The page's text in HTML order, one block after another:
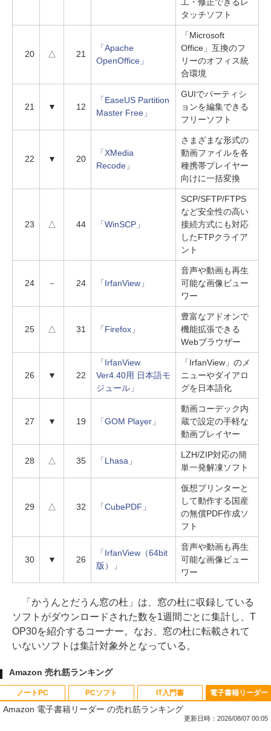
タッチソフト
20 △ 21
「Apache
OpenOffice」
「Microsoft
Office」互換のフ
リーのオフィス統
合環境
21 ▼ 12
「EaseUS Partition
Master Free」
GUIでパーティシ
ョンを編集できる
フリーソフト
22 ▼ 20
「XMedia
Recode」
さまざまな形式の
動画ファイルを各
種携帯プレイヤー
向けに一括変換
23 △ 44 「WinSCP」
SCP/SFTP/FTPS
など安全性の高い
接続方式にも対応
したFTPクライア
ント
24 － 24 「IrfanView」
音声や動画も再生
可能な画像ビュー
ワー
25 △ 31 「Firefox」
豊富なアドオンで
機能拡張できる
Webブラウザー
26 ▼ 22
「IrfanView
Ver4.40用 日本語モ
ジュール」
「IrfanView」のメ
ニューやダイアロ
グを日本語化
27 ▼ 19 「GOM Player」
動画コーデック内
蔵で設定の手軽な
動画プレイヤー
28 △ 35 「Lhasa」
LZH/ZIP対応の簡
単一発解凍ソフト
29 △ 32 「CubePDF」
仮想プリンターと
して動作する国産
の無償PDF作成ソ
フト
30 ▼ 26
「IrfanView（64bit
版）」
音声や動画も再生
可能な画像ビュー
ワー
「かうんとだうん窓の杜」は、窓の杜に収録している
ソフトがダウンロードされた数を1週間ごとに集計し、T
OP30を紹介するコーナー。なお、窓の杜に転載されて
いないソフトは集計対象外となっている。
Amazon 売れ筋ランキング
ノートPC PCソフト IT入門書 電子書籍リーダー
Amazon 電子書籍リーダー の売れ筋ランキング
更新日時：2026/08/07 00:05